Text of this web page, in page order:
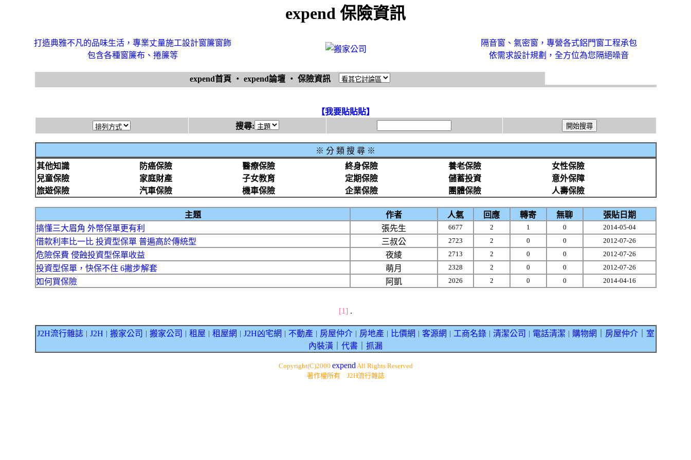
expend 保險資訊
打造典雅不凡的品味生活，專業丈量施工設計窗簾窗飾
包含各種窗簾布、捲簾等
隔音窗、氣密窗，專營各式鋁門窗工程承包
依需求設計規劃，全方位為您隔絕噪音
expend首頁 ‧ expend論壇 ‧ 保險資訊
【我要貼貼貼】
搜尋:
※ 分 類 搜 尋 ※
其他知識
防癌保險 醫療保險 終身保險 養老保險
女性保險
兒童保險
家庭財產 子女教育 定期保險 儲蓄投資
意外保障
旅遊保險
汽車保險 機車保險 企業保險 團體保險 人壽保險
主題 作者 人氣 回應 轉寄 無聊
張貼日期
搞懂三大眉角 外幣保單更有利
張先生 6677 2 1 0 2014-05-04
借款利率比一比 投資型保單 普遍高於傳統型 三叔公 2723 2 0 0 2012-07-26
危險保費 侵蝕投資型保單收益 夜綾 2713 2 0 0 2012-07-26
投資型保單，快保不住 6撇步解套 萌月 2328 2 0 0 2012-07-26
如何買保險 阿凱 2026 2 0 0 2014-04-16
[1] .
J2H流行雜誌｜ J2H 搬家公司 搬家公司 租屋 租屋網 J2H凶宅網 不動產｜ 房屋仲介｜ 房地產｜ 比價網 客源網 工商名錄｜ 清潔公司 電話清潔 購物網 房屋仲介｜ 室
內裝潢
代書 抓漏
Copyright(C)2000 expendAll Rights Reserved
著作權所有 J2H流行雜誌